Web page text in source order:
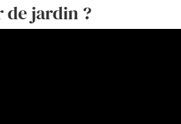
de jardin ?